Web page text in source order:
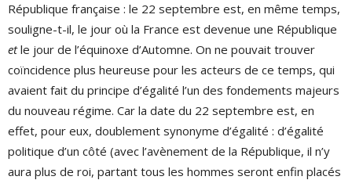
République française : le 22 septembre est, en même temps,
souligne-t-il, le jour où la France est devenue une République
etle jour de l’équinoxe d’Automne. On ne pouvait trouver
coïncidence plus heureuse pour les acteurs de ce temps, qui
avaient fait du principe d’égalité l’un des fondements majeurs
du nouveau régime. Car la date du 22 septembre est, en
effet, pour eux, doublement synonyme d’égalité : d’égalité
politique d’un côté (avec l’avènement de la République, il n’y
aura plus de roi, partant tous les hommes seront enfin placés